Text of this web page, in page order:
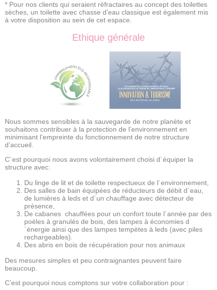
* Pour nos clients qui seraient réfractaires au concept des toilettes
sèches, un toilette avec chasse d’eau classique est également mis
à votre disposition au sein de cet espace.
Ethique générale
Nous sommes sensibles à la sauvegarde de notre planète et
souhaitons contribuer à la protection de l’environnement en
minimisant l’empreinte du fonctionnement de notre structure
d’accueil.
C´est pourquoi nous avons volontairement choisi d´équiper la
structure avec:
Du linge de lit et de toilette respectueux de l´environnement,
Des salles de bain équipées de réducteurs de débit d´eau,
de lumières à leds et d´un chauffage avec détecteur de
présence,
De cabanes chauffées pour un confort toute l´année par des
poëles à granulés de bois, des lampes à économies d
´énergie ainsi que des lampes tempètes à leds (avec piles
rechargeables).
Des abris en bois de récupération pour nos animaux
Des mesures simples et peu contraignantes peuvent faire
beaucoup.
C’est pourquoi nous comptons sur votre collaboration pour :